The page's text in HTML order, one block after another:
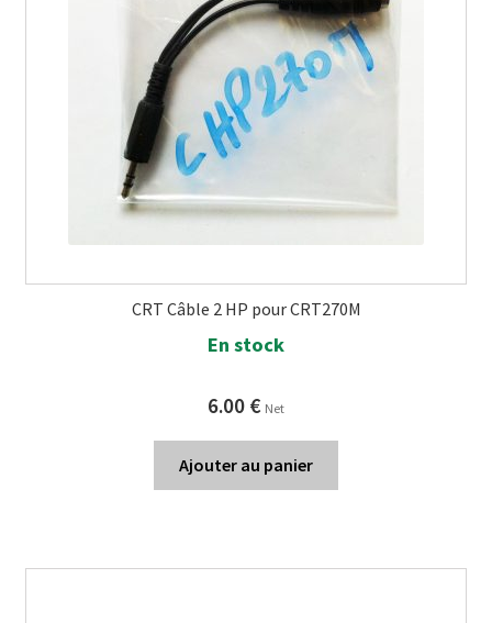
CRT Câble 2 HP pour CRT270M
En stock
6.00 € Net
Ajouter au panier